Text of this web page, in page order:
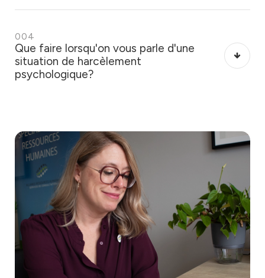
Que faire lorsqu'on vous parle d'une
situation de harcèlement
psychologique?
004